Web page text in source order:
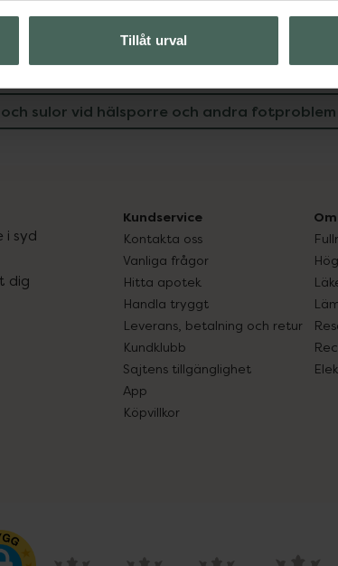
Tillåt urval
sulor vid hälsporre och andra fotproblem
i syd
dig
Kundservice
Kontakta oss
Vanliga frågor
Hitta apotek
Handla tryggt
Leverans, betalning och retur
Kundklubb
Sajtens tillgänglighet
App
Köpvillkor